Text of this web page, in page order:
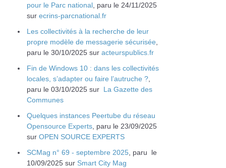
pour le Parc national , paru le 24/11/2025
sur ecrins-parcnational.fr
Les collectivités à la recherche de leur
propre modèle de messagerie sécurisée
paru le 30/10/2025 sur acteurspublics.fr
Fin de Windows 10 : dans les collectivités
locales, s’adapter ou faire l’autruche ?
paru le 03/10/2025 sur La Gazette des
Communes
Quelques instances Peertube du réseau
Opensource Experts , paru le 23/09/2025
sur OPEN SOURCE EXPERTS
SCMag n° 69 - septembre 2025 , paru le
10/09/2025 sur Smart City Mag